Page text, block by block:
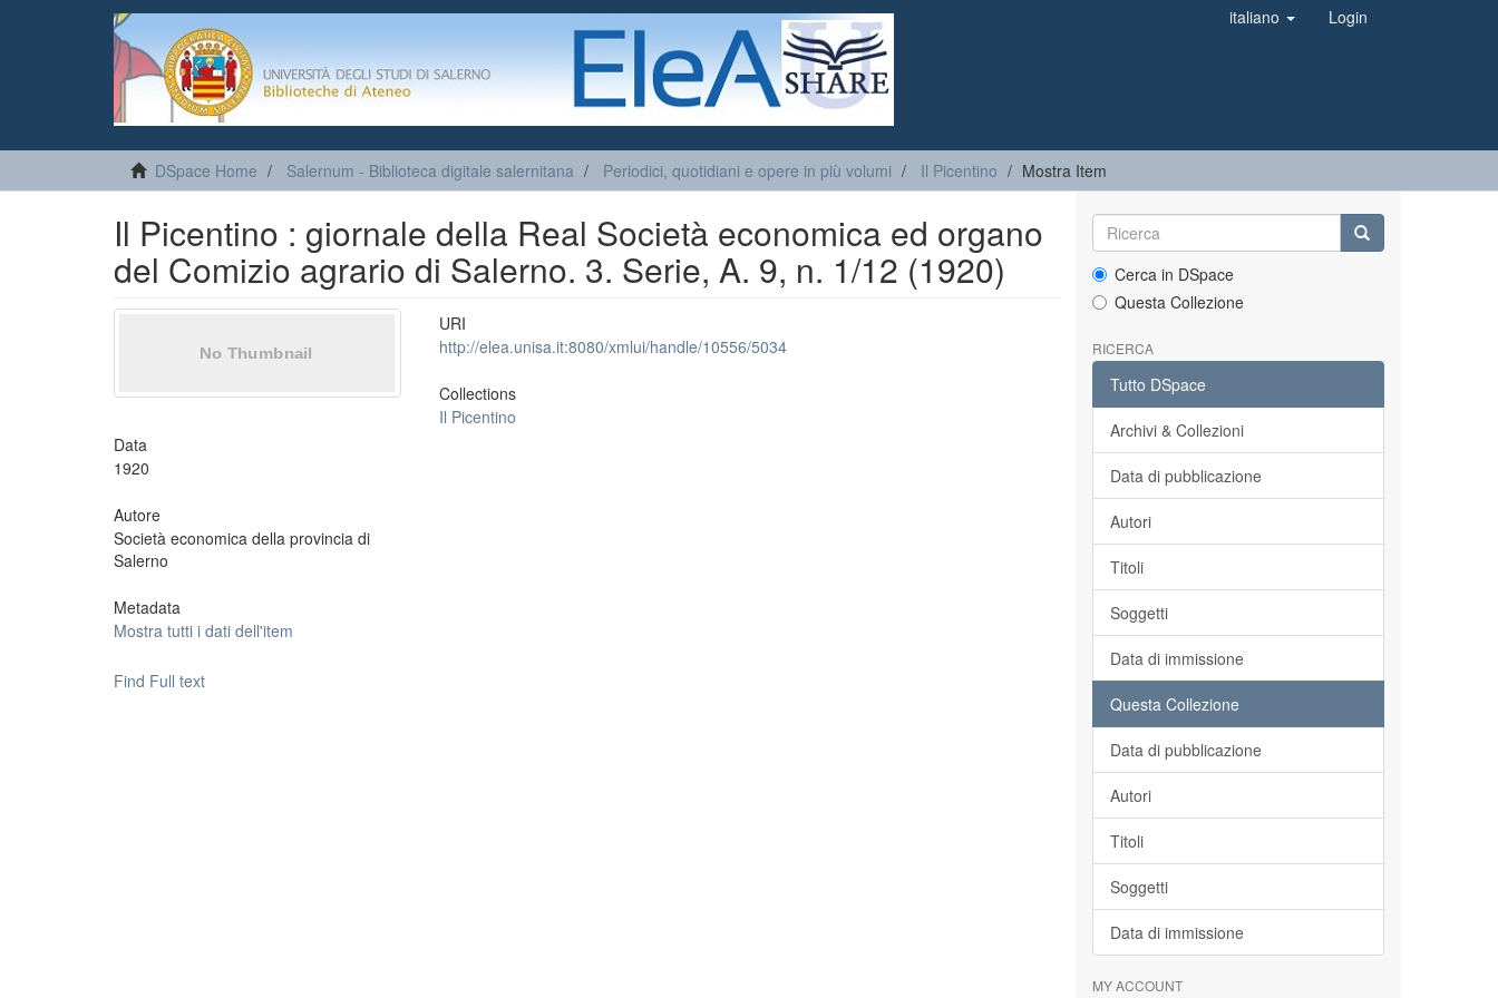
italiano Login
DSpace Home Salernum - Biblioteca digitale salernitana Periodici, quotidiani e opere in più volumi Il Picentino Mostra Item
Il Picentino : giornale della Real Società economica ed organo
del Comizio agrario di Salerno. 3. Serie, A. 9, n. 1/12 (1920)
Data
1920
Autore
Società economica della provincia di
Salerno
Metadata
Mostra tutti i dati dell'item
URI
http://elea.unisa.it:8080/xmlui/handle/10556/5034
Collections
Il Picentino
Find Full text
Cerca in DSpace
Questa Collezione
RICERCA
Tutto DSpace
Archivi & Collezioni
Data di pubblicazione
Autori
Titoli
Soggetti
Data di immissione
Questa Collezione
Data di pubblicazione
Autori
Titoli
Soggetti
Data di immissione
MY ACCOUNT